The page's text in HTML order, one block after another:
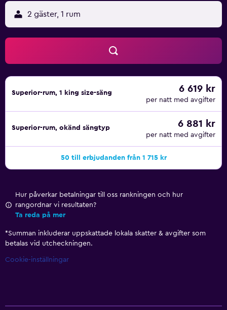
2 gäster, 1 rum
Superior-rum, 1 king size-säng 6 619 kr
per natt med avgifter
Superior-rum, okänd sängtyp 6 881 kr
per natt med avgifter
50 till erbjudanden från 1 715 kr
Hur påverkar betalningar till oss rankningen och hur
rangordnar vi resultaten?
Ta reda på mer
*Summan inkluderar uppskattade lokala skatter & avgifter som
betalas vid utcheckningen.
Cookie-inställningar